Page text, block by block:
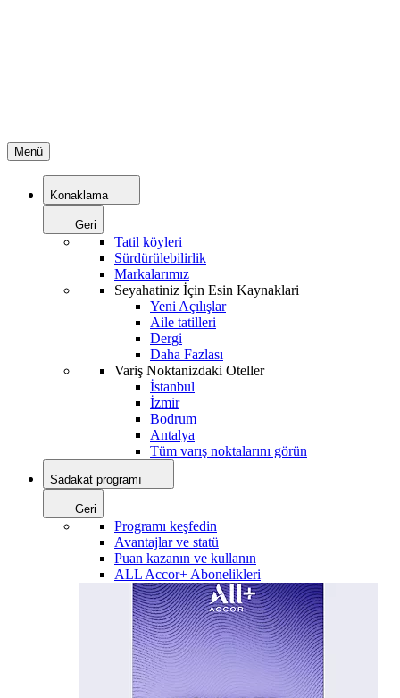
Menü
Konaklama
Geri
Tatil köyleri
Sürdürülebilirlik
Markalarımız
Seyahatiniz İçin Esin Kaynaklari
Yeni Açılışlar
Aile tatilleri
Dergi
Daha Fazlası
Variş Noktanizdaki Oteller
İstanbul
İzmir
Bodrum
Antalya
Tüm varış noktalarını görün
Sadakat programı
Geri
Programı keşfedin
Avantajlar ve statü
Puan kazanın ve kullanın
ALL Accor+ Abonelikleri